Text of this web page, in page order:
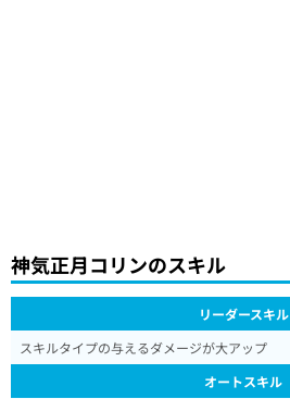
神気正月コリンのスキル
リーダースキル
スキルタイプの与えるダメージが大アップ
オートスキル